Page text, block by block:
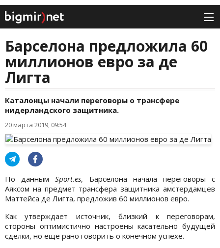
Барселона предложила 60
миллионов евро за де
Лигта
Каталонцы начали переговоры о трансфере
нидерландского защитника.
20 марта 2019, 09:54
По даннымSport.es, Барселона начала переговоры с
Аяксом на предмет трансфера защитника амстердамцев
Маттейса де Лигта, предложив 60 миллионов евро.
Как утверждает источник, близкий к переговорам,
стороны оптимистично настроены касательно будущей
сделки, но еще рано говорить о конечном успехе.